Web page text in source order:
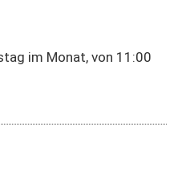
im Monat, von 11:00